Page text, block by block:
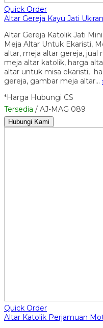
Quick Order
Altar Gereja Kayu Jati
Altar Gereja Katolik Jati
Meja Altar Untuk Ekaristi,
altar, meja altar gereja, jual
meja altar katolik, harga
altar untuk misa ekaristi,
gereja, gambar meja altar…
*Harga Hubungi CS
Tersedia / AJ-MAG 089
Hubungi Kami
Quick Order
Altar Katolik Perjamuan